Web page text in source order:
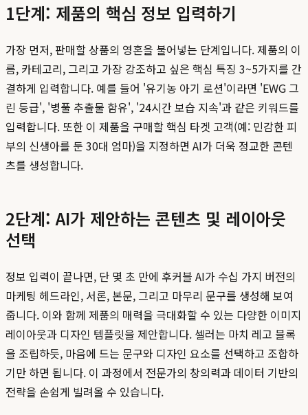
1단계: 제품의 핵심 정보 입력하기
가장 먼저, 판매할 상품의 영혼을 불어넣는 단계입니다. 제품의 이
름, 카테고리, 그리고 가장 강조하고 싶은 핵심 특징 3~5가지를 간
결하게 입력합니다. 예를 들어 '유기농 아기 로션'이라면 'EWG 그
린 등급', '병풀 추출물 함유', '24시간 보습 지속'과 같은 키워드를
입력합니다. 또한 이 제품을 구매할 핵심 타겟 고객(예: 민감한 피
부의 신생아를 둔 30대 엄마)을 지정하면 AI가 더욱 정교한 콘텐
츠를 생성합니다.
2단계: AI가 제안하는 콘텐츠 및 레이아웃
선택
정보 입력이 끝나면, 단 몇 초 만에 후커블 AI가 수십 가지 버전의
마케팅 헤드라인, 서론, 본문, 그리고 마무리 문구를 생성해 보여
줍니다. 이와 함께 제품의 매력을 극대화할 수 있는 다양한 이미지
레이아웃과 디자인 템플릿을 제안합니다. 셀러는 마치 레고 블록
을 조립하듯, 마음에 드는 문구와 디자인 요소를 선택하고 조합하
기만 하면 됩니다. 이 과정에서 전문가의 창의력과 데이터 기반의
전략을 손쉽게 빌려올 수 있습니다.